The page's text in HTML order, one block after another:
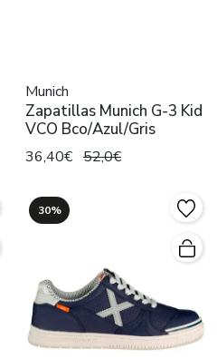
Munich
Zapatillas Munich G-3 Kid
VCO Bco/Azul/Gris
36,40€ 52,0€
30%